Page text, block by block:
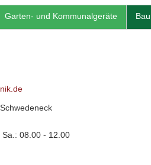
Garten- und Kommunalgeräte
08.00 - 12.00